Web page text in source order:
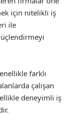
için nitelikli iş
ile
farklı
çalışan
deneyimli iş